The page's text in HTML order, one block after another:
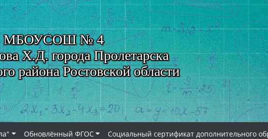
МБОУСОШ № 4
Х.Д. города Пролетарска
района Ростовской области
Обновлённый ФГОС
Социальный сертификат дополнительного